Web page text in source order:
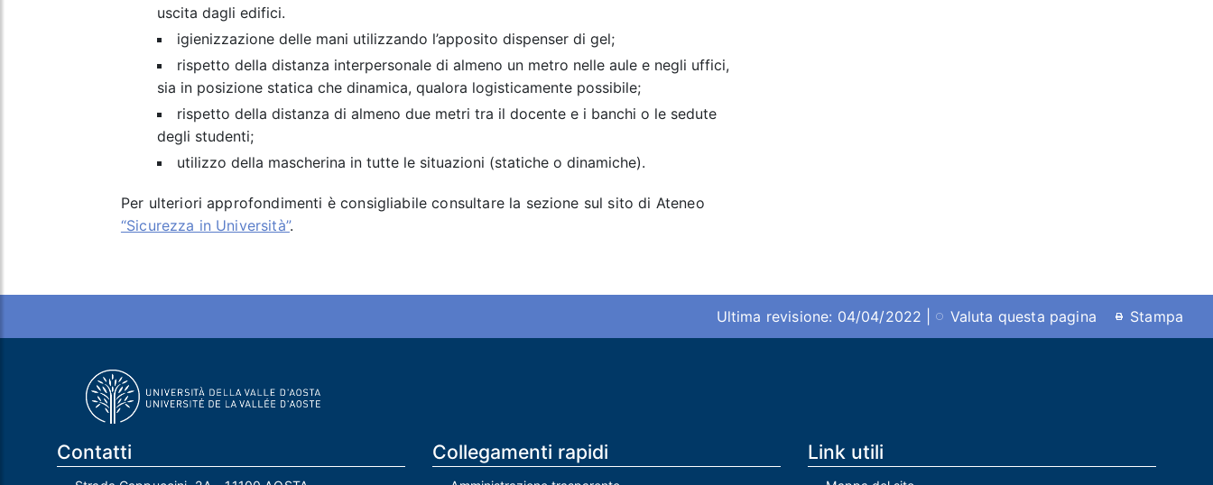
uscita dagli edifici.
igienizzazione delle mani utilizzando l’apposito dispenser di gel;
rispetto della distanza interpersonale di almeno un metro nelle aule e negli uffici,
sia in posizione statica che dinamica, qualora logisticamente possibile;
rispetto della distanza di almeno due metri tra il docente e i banchi o le sedute
degli studenti;
utilizzo della mascherina in tutte le situazioni (statiche o dinamiche).
Per ulteriori approfondimenti è consigliabile consultare la sezione sul sito di Ateneo
“Sicurezza in Università”.
Ultima revisione: 04/04/2022 | Valuta questa pagina Stampa
Contatti Collegamenti rapidi Link utili